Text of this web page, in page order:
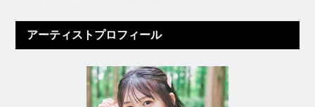
アーティストプロフィール